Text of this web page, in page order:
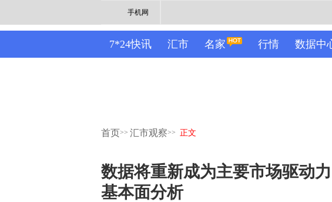
手机网
7*24快讯 汇市 名家 行情 数据中
首页>> 汇市观察>> 正文
数据将重新成为主要市场驱动
基本面分析